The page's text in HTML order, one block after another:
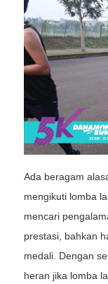
Ada beragam
mengikuti lomba
mencari
prestasi, bahkan
medali. Dengan
heran jika lomba